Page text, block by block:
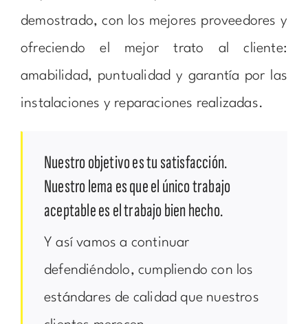
demostrado, con los mejores proveedores y
ofreciendo el mejor trato al cliente:
amabilidad, puntualidad y garantía por las
instalaciones y reparaciones realizadas.
Nuestro objetivo es tu satisfacción.
Nuestro lema es que el único trabajo
aceptable es el trabajo bien hecho.
Y así vamos a continuar
defendiéndolo, cumpliendo con los
estándares de calidad que nuestros